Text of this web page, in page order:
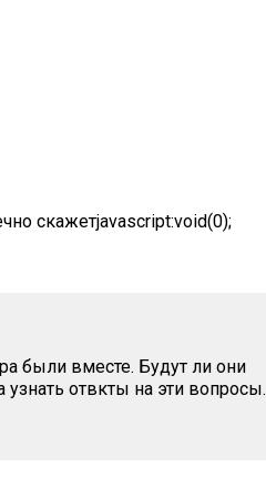
скажетjavascript:void(0);
были вместе. Будут ли они
отвкты на эти вопросы.